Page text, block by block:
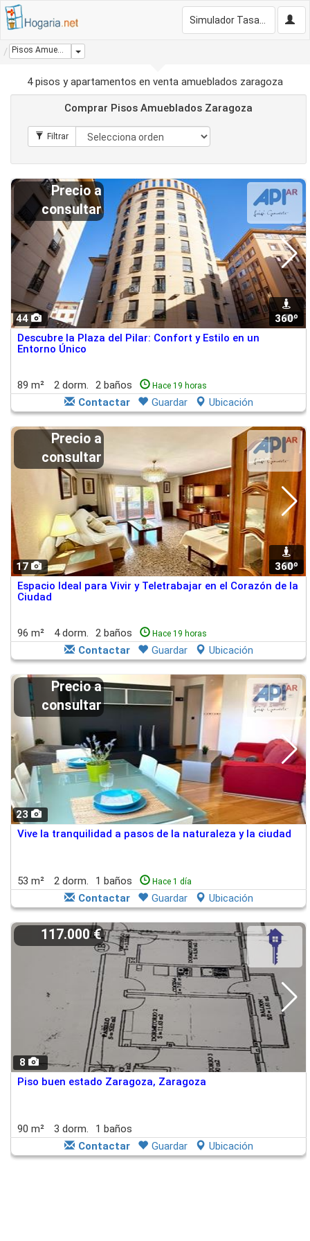
Pisos Amueblados Zaragoza Dropdown
4 pisos y apartamentos en venta amueblados zaragoza
Comprar Pisos Amueblados Zaragoza
44 1
360º
Precio a
consultar
Descubre la Plaza del Pilar: Confort y Estilo en un
Entorno Único
89 m² 2 dorm. 2 baños Hace 19 horas
Contactar Guardar Ubicación
17 1
360º
Precio a
consultar
Espacio Ideal para Vivir y Teletrabajar en el Corazón de la
Ciudad
96 m² 4 dorm. 2 baños Hace 19 horas
Contactar Guardar Ubicación
23
Precio a
consultar
Vive la tranquilidad a pasos de la naturaleza y la ciudad
53 m² 2 dorm. 1 baños Hace 1 día
Contactar Guardar Ubicación
8
117.000 €
Piso buen estado Zaragoza, Zaragoza
90 m² 3 dorm.
1 baños
Contactar
Guardar Ubicación